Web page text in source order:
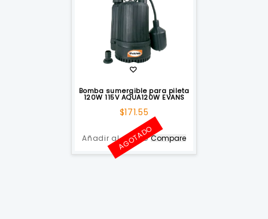
Bomba sumergible para pileta
120W 115V AQUA120W EVANS
$171.55
Añadir al carrito
AGOTADOCompare